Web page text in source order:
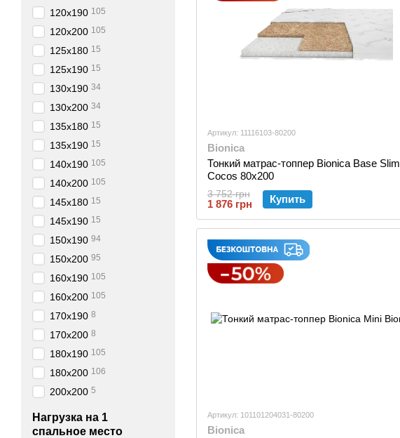
Артикул: 11116103-80200
Bionica
Тонкий матрас-топпер Bionica Base Slim
Cocos 80x200
3 752 грн
1 876 грн Купить
Артикул: 101101204031-80200
Bionica
120х190 105
120х200 105
125х180 15
125х190 15
130х190 34
130х200 34
135х180 15
135х190 15
140х190 105
140х200 105
145х180 15
145х190 15
150х190 94
150х200 95
160х190 105
160х200 105
170х190 8
170х200 8
180х190 105
180х200 106
200х200 5
Нагрузка на 1
спальное место